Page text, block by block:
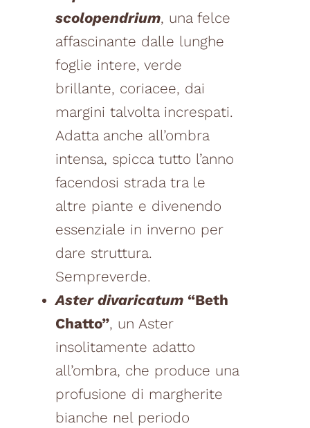
scolopendrium, una felce
affascinante dalle lunghe
foglie intere, verde
brillante, coriacee, dai
margini talvolta increspati.
Adatta anche all’ombra
intensa, spicca tutto l’anno
facendosi strada tra le
altre piante e divenendo
essenziale in inverno per
dare struttura.
Sempreverde.
Aster divaricatum “Beth
Chatto”, un Aster
insolitamente adatto
all’ombra, che produce una
profusione di margherite
bianche nel periodo